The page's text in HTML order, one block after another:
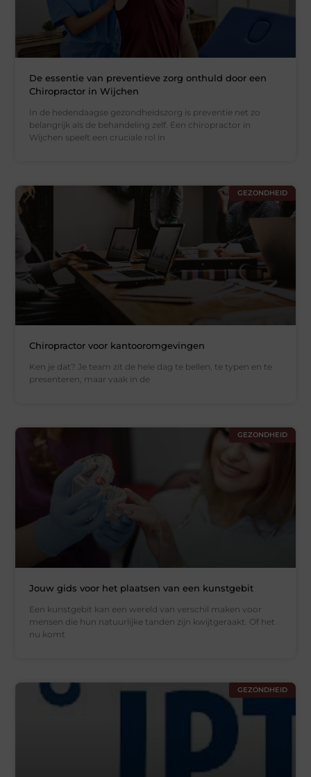
De essentie van preventieve zorg onthuld door een
Chiropractor in Wijchen
In de hedendaagse gezondheidszorg is preventie net zo
belangrijk als de behandeling zelf. Een chiropractor in
Wijchen speelt een cruciale rol in
GEZONDHEID
Chiropractor voor kantooromgevingen
Ken je dat? Je team zit de hele dag te bellen, te typen en te
presenteren, maar vaak in de
GEZONDHEID
Jouw gids voor het plaatsen van een kunstgebit
Een kunstgebit kan een wereld van verschil maken voor
mensen die hun natuurlijke tanden zijn kwijtgeraakt. Of het
nu komt
GEZONDHEID